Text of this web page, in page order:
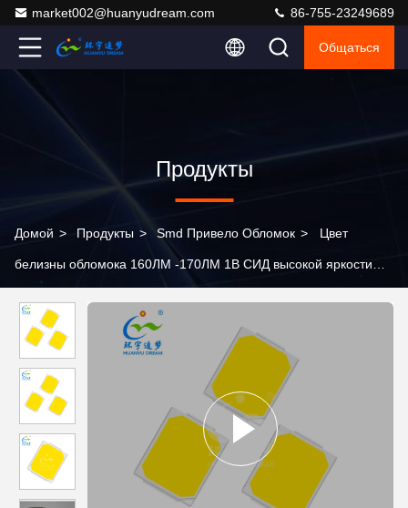
market002@huanyudream.com 86-755-23249689
Общаться
Продукты
Домой > Продукты > Smd Привело Обломок > Цвет
белизны обломока 160ЛМ -170ЛМ 1В СИД высокой яркости